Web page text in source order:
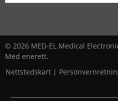
© 2026 MED-EL Medical
Med enerett.
Nettstedskart |